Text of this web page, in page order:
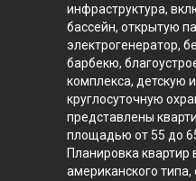
инфраструктура,
бассейн, открытую
электрогенератор,
барбекю,
комплекса, детскую
круглосуточную
представлены
площадью от 55 до
Планировка квартир
американского